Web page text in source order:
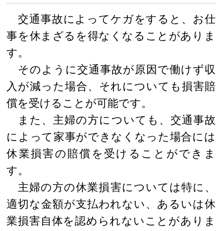
交通事故によってケガをすると、お仕
事を休まざるを得なくなることがありま
す。
そのように交通事故が原因で働けず収
入が減った場合、それについても損害賠
償を受けることが可能です。
また、主婦の方についても、交通事故
によって家事ができなくなった場合には
休業損害の賠償を受けることができま
す。
主婦の方の休業損害については特に、
適切な金額が支払われない、あるいは休
業損害自体を認められないことがありま